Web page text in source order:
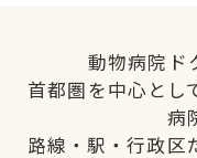
動物病院ド
首都圏を中心とし
病
路線・駅・行政区